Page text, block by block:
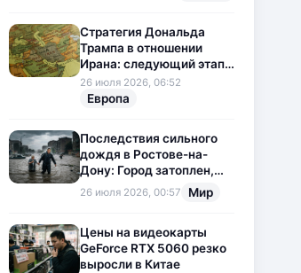
Стратегия Дональда
Трампа в отношении
Ирана: следующий этап
напряженности на
Ближнем Востоке
26 июля 2026, 06:52
Европа
Последствия сильного
дождя в Ростове-на-
Дону: Город затоплен,
свет отключен
26 июля 2026, 00:57 Мир
Цены на видеокарты
GeForce RTX 5060 резко
выросли в Китае